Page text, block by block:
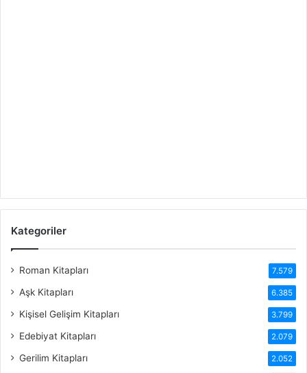
Kategoriler
Roman Kitapları 7.579
Aşk Kitapları 6.385
Kişisel Gelişim Kitapları 3.799
Edebiyat Kitapları 2.079
Gerilim Kitapları 2.052